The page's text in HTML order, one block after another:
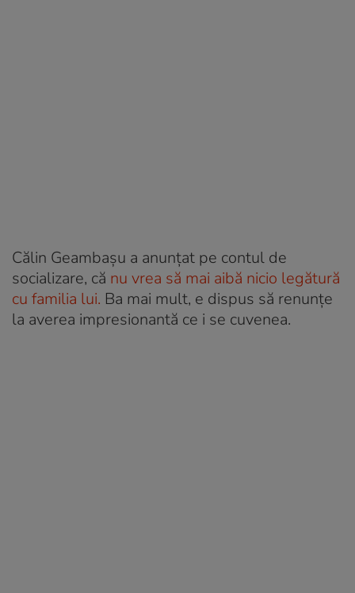
Călin Geambașu a anunțat pe contul de
socializare, că nu vrea să mai aibă nicio legătură
cu familia lui. Ba mai mult, e dispus să renunțe
la averea impresionantă ce i se cuvenea.